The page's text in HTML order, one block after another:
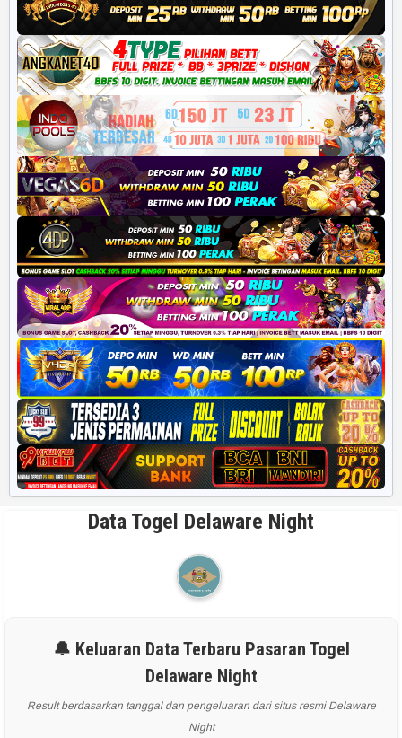
Data Togel Delaware Night
🔔 Keluaran Data Terbaru Pasaran Togel
Delaware Night
Result berdasarkan tanggal dan pengeluaran dari situs resmi Delaware
Night